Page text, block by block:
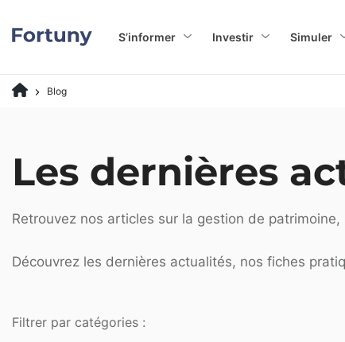
S’informer Investir Simuler
Blog
Les dernières
Retrouvez nos articles sur la gestion de
Découvrez les dernières actualités, nos fiches
Filtrer par catégories :